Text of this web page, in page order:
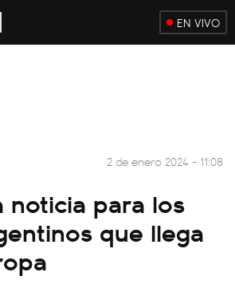
EN VIVO
2 de enero 2024 - 11:08
noticia para los
que llega